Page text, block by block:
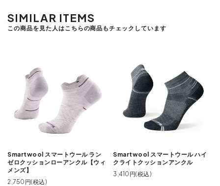
SIMILAR ITEMS
この商品を見た人はこちらの商品もチェックしています
Smartwool スマートウール ラン
ゼロクッションローアンクル【ウィ
メンズ】
2,750円(税込)
Smartwool スマートウール ハイ
クライトクッションアンクル
3,410円(税込)